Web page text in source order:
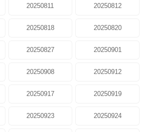
20250811 20250812
20250818 20250820
20250827 20250901
20250908 20250912
20250917 20250919
20250923 20250924